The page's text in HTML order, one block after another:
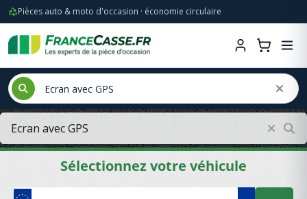
Pièces auto & moto d'occasion · économie circulaire
Sélectionnez votre véhicule